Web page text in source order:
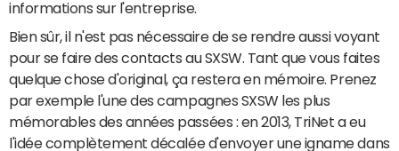
informations sur l'entreprise.
Bien sûr, il n'est pas nécessaire de se rendre aussi voyant
pour se faire des contacts au SXSW. Tant que vous faites
quelque chose d'original, ça restera en mémoire. Prenez
par exemple l'une des campagnes SXSW les plus
mémorables des années passées : en 2013, TriNet a eu
l'idée complètement décalée d'envoyer une igname dans